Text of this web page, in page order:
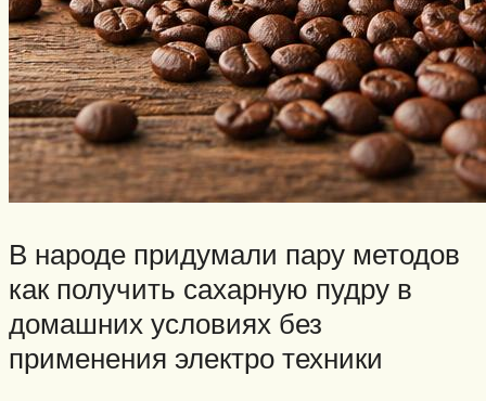
В народе придумали пару методов
как получить сахарную пудру в
домашних условиях без
применения электро техники